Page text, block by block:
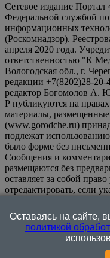
Сетевое издание Портал
Федеральной службой по
информационных
(Роскомнадзор).
апреля 2020 года.
ответственностью "К
Вологодская обл., г.
редакции +7(8202)28-
редактор Богомолов А.
Р публикуются на
материалы,
(www.gorodche.ru)
подлежат
было форме без
Сообщения и
размещаются без
оставляет за собой
отредактировать, если
или нарушением иных
информационном
технологии
информации на основе
сведений, относящихся
Оставаясь на сайте,
политикой